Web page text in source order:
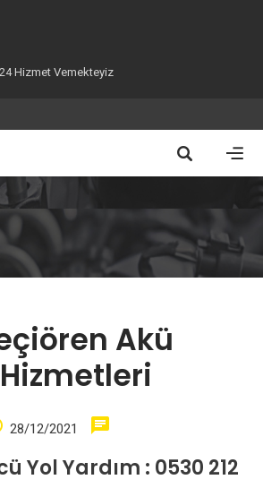
Hizmet Vemekteyiz
Akü
28/12/2021
Yol Yardım : 0530 212